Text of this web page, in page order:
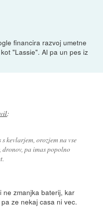
financira razvoj umetne
"Lassie". Al pa un pes iz
:
kevlarjem, orozjem na vse
pa imas popolno
ne zmanjka baterij, kar
ze nekaj casa ni vec.